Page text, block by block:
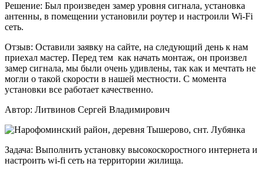
Решение: Был произведен замер уровня сигнала, установка
антенны, в помещении установили роутер и настроили Wi-Fi
сеть.
Отзыв: Оставили заявку на сайте, на следующий день к нам
приехал мастер. Перед тем как начать монтаж, он произвел
замер сигнала, мы были очень удивлены, так как и мечтать не
могли о такой скорости в нашей местности. С момента
установки все работает качественно.
Автор: Литвинов Сергей Владимирович
Задача: Выполнить установку высокоскоростного интернета и
настроить wi-fi сеть на территории жилища.